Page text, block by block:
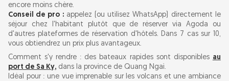
encore moins chère.
Conseil de pro :appelez (ou utilisez WhatsApp) directement le
séjour chez l'habitant plutôt que de réserver via Agoda ou
d'autres plateformes de réservation d'hôtels. Dans 7 cas sur 10,
vous obtiendrez un prix plus avantageux.
Comment s'y rendre : des bateaux rapides sont disponibles au
port de Sa Ky, dans la province de Quang Ngai.
Idéal pour : une vue imprenable sur les volcans et une ambiance